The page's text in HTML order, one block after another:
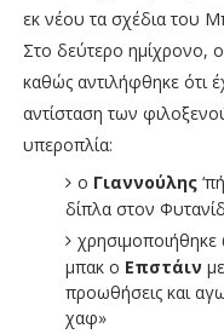
εκ νέου τα σχέδια του
Στο δεύτερο ημίχρονο,
καθώς αντιλήφθηκε ότι
αντίσταση των
υπεροπλία:
ο Γιαννούλης
δίπλα στον
χρησιμοποιήθηκε
μπακ ο Επστάιν
προωθήσεις και
χαφ»